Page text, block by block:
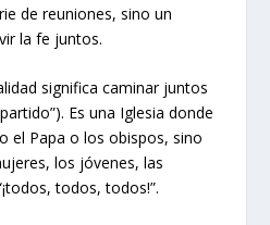
de reuniones, sino un
la fe juntos.
significa caminar juntos
Es una Iglesia donde
el Papa o los obispos, sino
los jóvenes, las
todos, todos!”.